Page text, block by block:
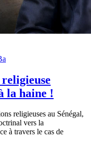
la haine !
religieuses au Sénégal,
vers la
à travers le cas de